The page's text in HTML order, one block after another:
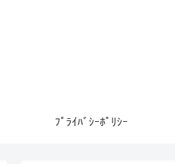
ﾌﾟﾗｲﾊﾞｼｰﾎﾟﾘｼｰ